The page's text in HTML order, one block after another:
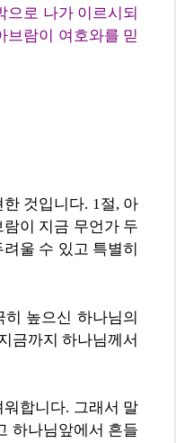
으로 나가 이르시되
브람이 여호와를 믿
것입니다. 1절, 아
이 지금 무언가 두
울 수 있고 특별히
높으신 하나님의
금까지 하나님께서
합니다. 그래서 말
하나님앞에서 흔들